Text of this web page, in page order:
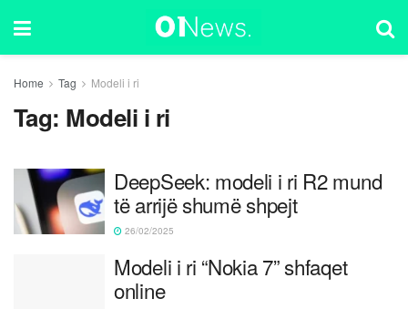
Home Tag Modeli i ri
Tag: Modeli i ri
DeepSeek: modeli i ri R2 mund
të arrijë shumë shpejt
26/02/2025
Modeli i ri “Nokia 7” shfaqet
online